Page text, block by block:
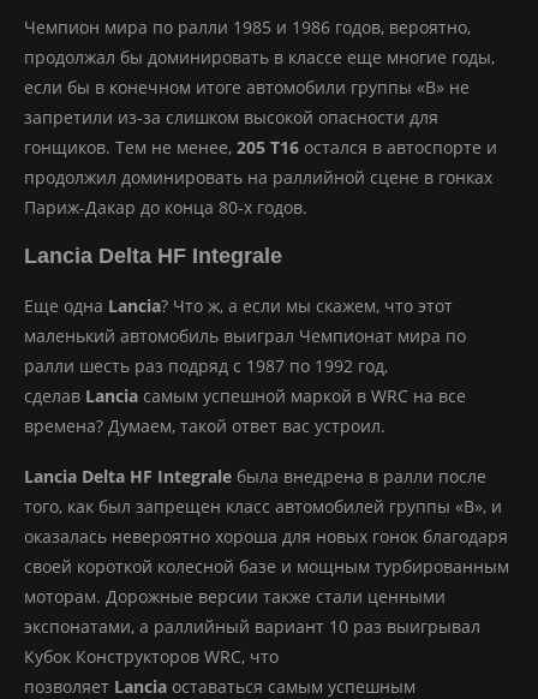
Чемпион мира по ралли 1985 и 1986 годов, вероятно,
продолжал бы доминировать в классе еще многие годы,
если бы в конечном итоге автомобили группы «B» не
запретили из-за слишком высокой опасности для
гонщиков. Тем не менее, 205 T16 остался в автоспорте и
продолжил доминировать на раллийной сцене в гонках
Париж-Дакар до конца 80-х годов.
Lancia Delta HF Integrale
Еще одна Lancia? Что ж, а если мы скажем, что этот
маленький автомобиль выиграл Чемпионат мира по
ралли шесть раз подряд с 1987 по 1992 год,
сделав Lancia самым успешной маркой в WRC на все
времена? Думаем, такой ответ вас устроил.
Lancia Delta HF Integrale была внедрена в ралли после
того, как был запрещен класс автомобилей группы «B», и
оказалась невероятно хороша для новых гонок благодаря
своей короткой колесной базе и мощным турбированным
моторам. Дорожные версии также стали ценными
экспонатами, а раллийный вариант 10 раз выигрывал
Кубок Конструкторов WRC, что
позволяет Lancia оставаться самым успешным